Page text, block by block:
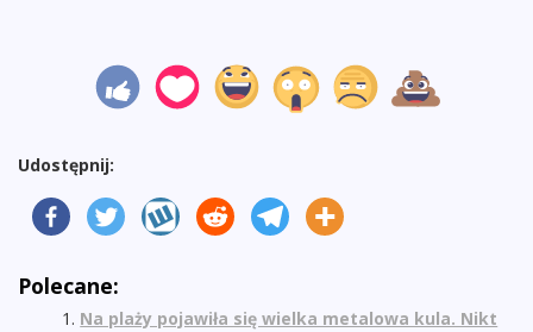
Udostępnij:
Polecane:
Na plaży pojawiła się wielka metalowa kula. Nikt